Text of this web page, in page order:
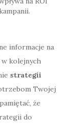
kampanii.
informacje na
w kolejnych
strategii
Twojej
że
do